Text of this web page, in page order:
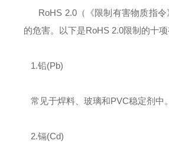
RoHS 2.0（《限制有害物质指令
的危害。以下是RoHS 2.0限制的十
‌ 1.铅(Pb)‌
常见于焊料、玻璃和PVC稳定剂中。
2‌.镉(Cd)‌